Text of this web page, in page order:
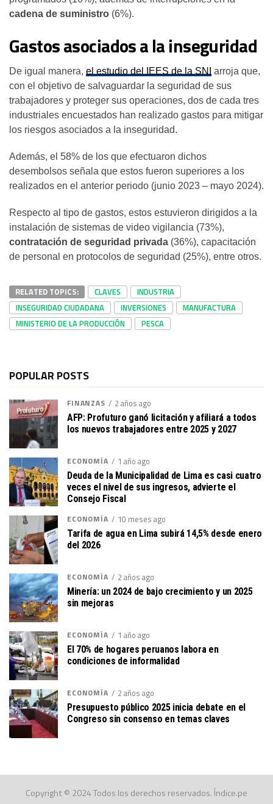
cadena de suministro (6%).
Gastos asociados a la inseguridad
De igual manera, el estudio del IEES de la SNI
arroja que,
con el objetivo de salvaguardar la seguridad de sus
trabajadores y proteger sus operaciones, dos de cada tres
industriales encuestados han realizado gastos para mitigar
los riesgos asociados a la inseguridad.
Además, el 58% de los que efectuaron dichos
desembolsos señala que estos fueron superiores a los
realizados en el anterior periodo (junio 2023 – mayo 2024).
Respecto al tipo de gastos, estos estuvieron dirigidos a la
instalación de sistemas de video vigilancia (73%),
contratación de seguridad privada (36%), capacitación
de personal en protocolos de seguridad (25%), entre otros.
RELATED TOPICS: CLAVES
INDUSTRIA
INSEGURIDAD CIUDADANA
INVERSIONES
MANUFACTURA
MINISTERIO DE LA PRODUCCIÓN
PESCA
POPULAR POSTS
FINANZAS 2 años ago
AFP: Profuturo ganó licitación y afiliará a todos
los nuevos trabajadores entre 2025 y 2027
ECONOMÍA 1 año ago
Deuda de la Municipalidad de Lima es casi cuatro
veces el nivel de sus ingresos, advierte el
Consejo Fiscal
ECONOMÍA
10 meses ago
Tarifa de agua en Lima subirá 14,5% desde enero
del 2026
ECONOMÍA 2 años ago
Minería: un 2024 de bajo crecimiento y un 2025
sin mejoras
ECONOMÍA 1 año ago
El 70% de hogares peruanos labora en
condiciones de informalidad
ECONOMÍA 2 años ago
Presupuesto público 2025 inicia debate en el
Congreso sin consenso en temas claves
Copyright © 2024 Todos los derechos reservados. Índice.pe